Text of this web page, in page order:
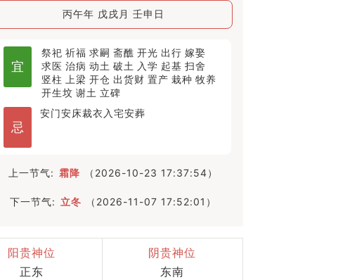
丙午年 戊戌月 壬申日
宜
祭祀 祈福 求嗣 斋醮 开光 出行 嫁娶
求医 治病 动土 破土 入学 起基 扫舍
竖柱
上梁 开仓 出货财 置产 栽种 牧养
开生坟 谢土 立碑
忌
安门安床裁衣 入宅安葬
上一节气: 霜降 （2026-10-23 17:37:54）
下一节气: 立冬 （2026-11-07 17:52:01）
阳贵神位
正东
阴贵神位
东南